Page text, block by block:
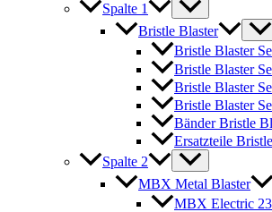
Spalte 1
Bristle Blaster
Bristle Blaster
Bristle Blaster
Bristle Blaster
Bristle Blaster
Bänder Bristle
Ersatzteile
Spalte 2
MBX Metal Blaster
MBX Electric